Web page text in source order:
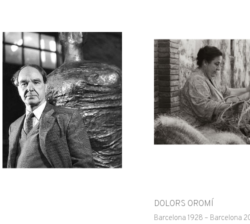
DOLORS OROMÍ
Barcelona 1928 – Barcelona